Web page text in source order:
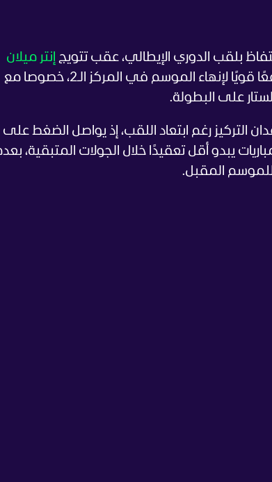
بلقب الدوري الإيطالي، عقب تتويج إنتر ميلان
بالسكوديتو، إلا أن الفريق الجنوبي لا يزال يمتلك دافعًا قويًا لإنهاء الموسم في المركز الـ2، خصوصا مع
التركيز رغم ابتعاد اللقب، إذ يواصل الضغط على
يبدو أقل تعقيدًا خلال الجولات المتبقية،
للموسم المقبل.